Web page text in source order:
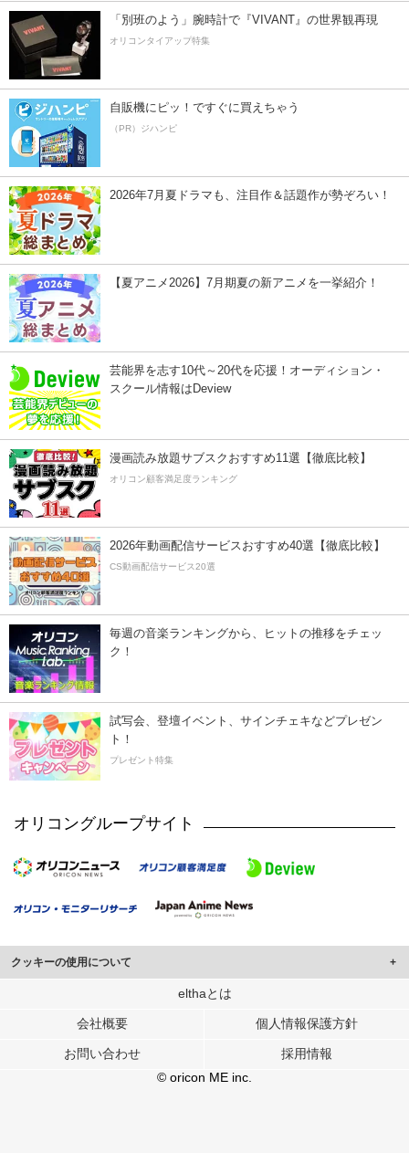
「別班のよう」腕時計で『VIVANT』の世界観再現
オリコンタイアップ特集
自販機にピッ！ですぐに買えちゃう
（PR）ジハンピ
2026年7月夏ドラマも、注目作＆話題作が勢ぞろい！
【夏アニメ2026】7月期夏の新アニメを一挙紹介！
芸能界を志す10代～20代を応援！オーディション・
スクール情報はDeview
漫画読み放題サブスクおすすめ11選【徹底比較】
オリコン顧客満足度ランキング
2026年動画配信サービスおすすめ40選【徹底比較】
CS動画配信サービス20選
毎週の音楽ランキングから、ヒットの推移をチェッ
ク！
試写会、登壇イベント、サインチェキなどプレゼン
ト！
プレゼント特集
オリコングループサイト
クッキーの使用について
このサイトでは Cookie を使用して、ユーザーに合わせたコンテンツや広告の
行っています。
メディアや広告配信、データ解析の各パートナーに提供しています。
各パートナーは、この情報とユーザーが各パートナーに提供した他の情報や、
ユーザーが各パートナーのサービスを使用したときに収集した他の情報を組み
elthaとは
会社概要 個人情報保護方針
お問い合わせ
採用情報
© oricon ME inc.